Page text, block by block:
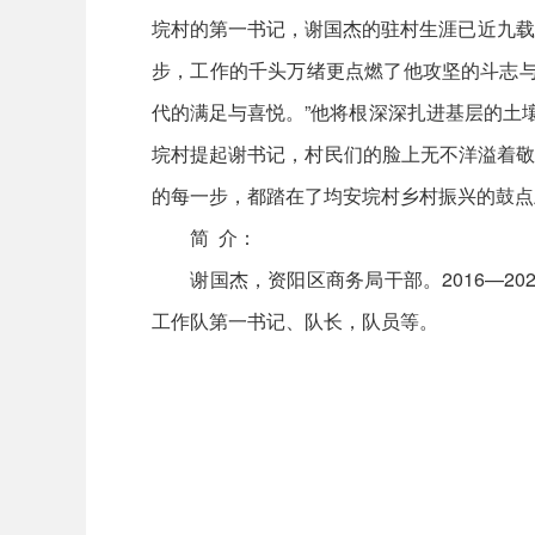
垸村的第一书记，谢国杰的驻村生涯已近九
步，工作的千头万绪更点燃了他攻坚的斗志
代的满足与喜悦。”他将根深深扎进基层的
垸村提起谢书记，村民们的脸上无不洋溢着
的每一步，都踏在了均安垸村乡村振兴的鼓
简 介：
谢国杰，资阳区商务局干部。
工作队第一书记、队长，队员等。